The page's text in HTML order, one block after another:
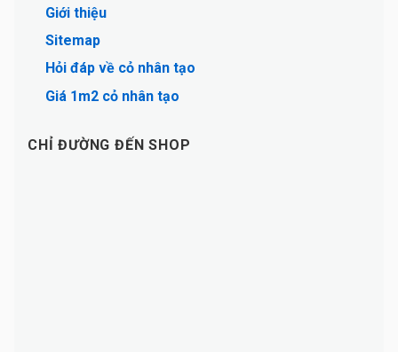
Giới thiệu
Sitemap
Hỏi đáp về cỏ nhân tạo
Giá 1m2 cỏ nhân tạo
CHỈ ĐƯỜNG ĐẾN SHOP